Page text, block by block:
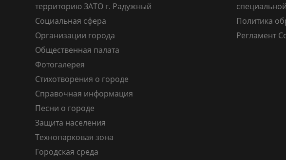
территорию ЗАТО г. Радужный
Социальная сфера
Организации города
Общественная палата
Фотогалерея
Стихотворения о городе
Справочная информация
Песни о городе
Защита населения
Технопарковая зона
Городская среда
Политика
Регламент